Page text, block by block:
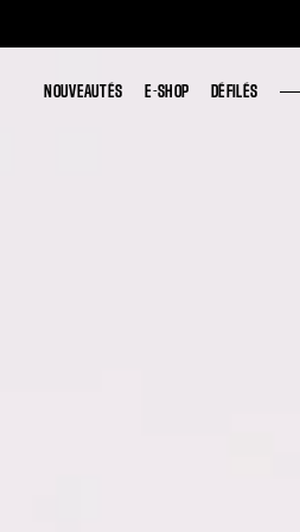
NOUVEAUTÉS E-SHOP DÉFILÉS
NOUVEAUTÉS E-SHOP DÉFILÉS